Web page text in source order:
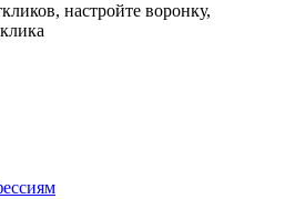
настройте воронку,